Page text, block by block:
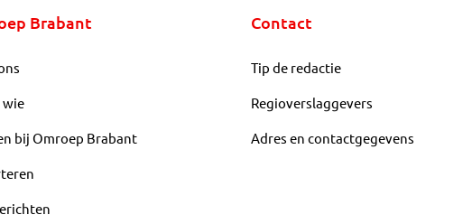
Brabant
wie
bij Omroep Brabant
Contact
Tip de redactie
Regioverslaggevers
Adres en contactgegevens